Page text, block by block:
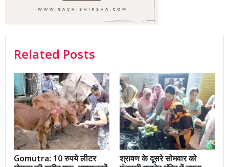
Related Posts
Gomutra: 10 रुपये लीटर
श्रावण के दूसरे सोमवार को